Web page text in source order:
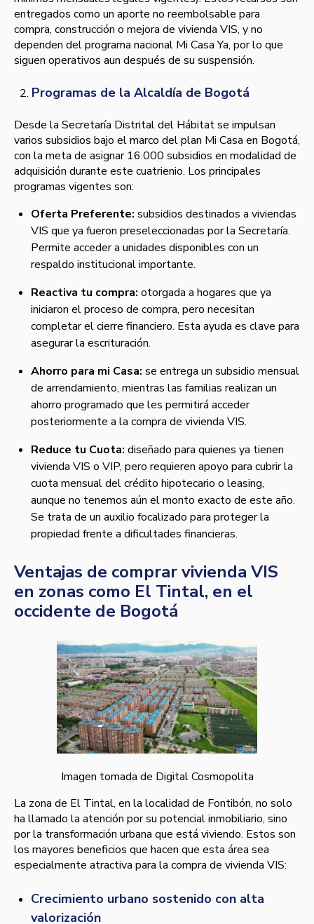
entregados como un aporte no reembolsable para
compra, construcción o mejora de vivienda VIS, y no
dependen del programa nacional Mi Casa Ya, por lo que
siguen operativos aun después de su suspensión.
Programas de la Alcaldía de Bogotá
Desde la Secretaría Distrital del Hábitat se impulsan
varios subsidios bajo el marco del plan Mi Casa en Bogotá,
con la meta de asignar 16.000 subsidios en modalidad de
adquisición durante este cuatrienio. Los principales
programas vigentes son:
Oferta Preferente: subsidios destinados a viviendas
VIS que ya fueron preseleccionadas por la Secretaría.
Permite acceder a unidades disponibles con un
respaldo institucional importante.
Reactiva tu compra: otorgada a hogares que ya
iniciaron el proceso de compra, pero necesitan
completar el cierre financiero. Esta ayuda es clave para
asegurar la escrituración.
Ahorro para mi Casa: se entrega un subsidio mensual
de arrendamiento, mientras las familias realizan un
ahorro programado que les permitirá acceder
posteriormente a la compra de vivienda VIS.
Reduce tu Cuota: diseñado para quienes ya tienen
vivienda VIS o VIP, pero requieren apoyo para cubrir la
cuota mensual del crédito hipotecario o leasing,
aunque no tenemos aún el monto exacto de este año.
Se trata de un auxilio focalizado para proteger la
propiedad frente a dificultades financieras.
Ventajas de comprar vivienda VIS
en zonas como El Tintal, en el
occidente de Bogotá
Imagen tomada de Digital Cosmopolita
La zona de El Tintal, en la localidad de Fontibón, no solo
ha llamado la atención por su potencial inmobiliario, sino
por la transformación urbana que está viviendo. Estos son
los mayores beneficios que hacen que esta área sea
especialmente atractiva para la compra de vivienda VIS:
Crecimiento urbano sostenido con alta
valorización